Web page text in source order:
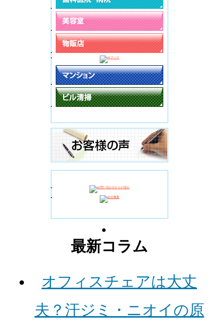
最新コラム
オフィスチェアは大丈
夫？汗ジミ・ニオイの原